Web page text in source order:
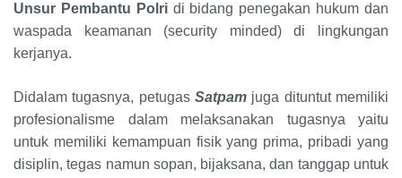
Unsur Pembantu Polridi bidang penegakan hukum dan
waspada keamanan (security minded) di lingkungan
kerjanya.
Didalam tugasnya, petugas Satpam juga dituntut memiliki
profesionalisme dalam melaksanakan tugasnya yaitu
untuk memiliki kemampuan fisik yang prima, pribadi yang
disiplin, tegas namun sopan, bijaksana, dan tanggap untuk